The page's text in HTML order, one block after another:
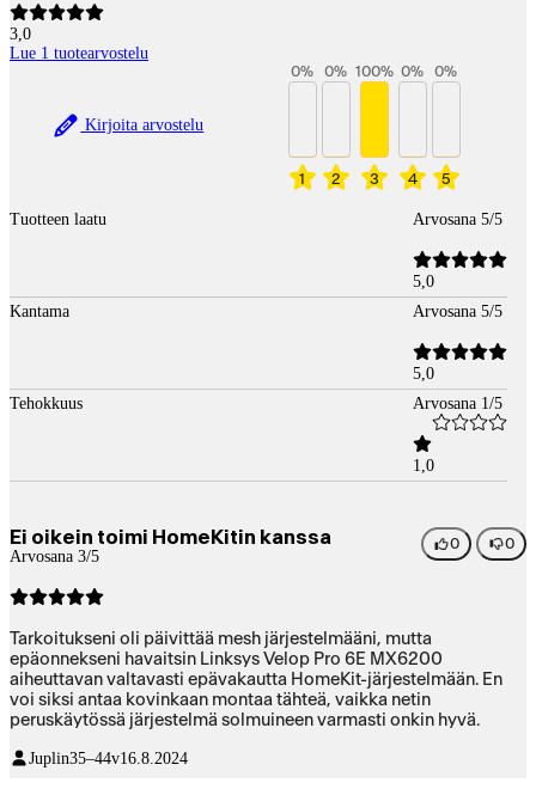
3,0
Lue 1 tuotearvostelu
Kirjoita arvostelu
1
0%
2
0%
3
100%
4
0%
5
0%
Tuotteen laatu Arvosana 5/5
5,0
Kantama
Arvosana 5/5
5,0
Tehokkuus
Arvosana 1/5
1,0
Ei oikein toimi HomeKitin kanssa
Arvosana 3/5
0 0
Tarkoitukseni oli päivittää mesh järjestelmääni, mutta
epäonnekseni havaitsin Linksys Velop Pro 6E MX6200
aiheuttavan valtavasti epävakautta HomeKit-järjestelmään. En
voi siksi antaa kovinkaan montaa tähteä, vaikka netin
peruskäytössä järjestelmä solmuineen varmasti onkin hyvä.
Juplin35–44v16.8.2024